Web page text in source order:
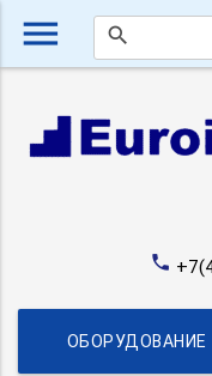
menu search
phone
ОБОРУДОВАНИЕ